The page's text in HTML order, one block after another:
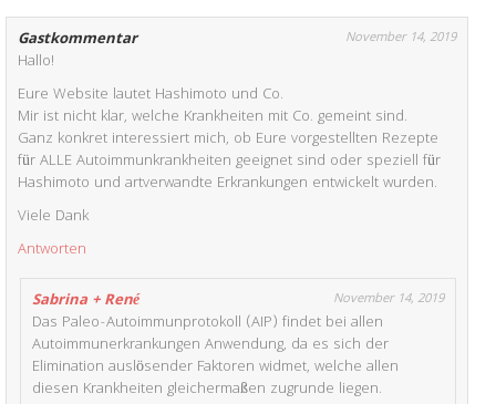
Gastkommentar November 14, 2019
Hallo!
Eure Website lautet Hashimoto und Co.
Mir ist nicht klar, welche Krankheiten mit Co. gemeint sind.
Ganz konkret interessiert mich, ob Eure vorgestellten Rezepte
für ALLE Autoimmunkrankheiten geeignet sind oder speziell für
Hashimoto und artverwandte Erkrankungen entwickelt wurden.
Viele Dank
Antworten
Sabrina + René November 14, 2019
Das Paleo-Autoimmunprotokoll (AIP) findet bei allen
Autoimmunerkrankungen Anwendung, da es sich der
Elimination auslösender Faktoren widmet, welche allen
diesen Krankheiten gleichermaßen zugrunde liegen.